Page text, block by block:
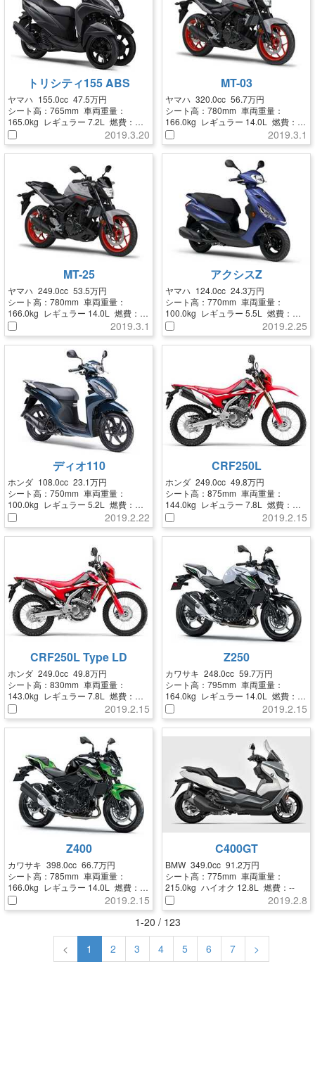
トリシティ155 ABS
ヤマハ 155.0cc 47.5万円
シート高： 765mm 車両重量：
165.0kg レギュラー 7.2L
燃費：
43.4km/L
2019.3.20
MT-03
ヤマハ 320.0cc 56.7万円
シート高： 780mm 車両重量：
166.0kg レギュラー 14.0L
燃費：
41.3km/L
2019.3.1
MT-25
ヤマハ 249.0cc 53.5万円
シート高： 780mm 車両重量：
166.0kg レギュラー 14.0L
燃費：
37.7km/L
2019.3.1
アクシスZ
ヤマハ 124.0cc 24.3万円
シート高： 770mm 車両重量：
100.0kg レギュラー 5.5L
燃費：
58.0km/L
2019.2.25
ディオ110
ホンダ 108.0cc 23.1万円
シート高： 750mm 車両重量：
100.0kg レギュラー 5.2L
燃費：
57.9km/L
2019.2.22
CRF250L
ホンダ 249.0cc 49.8万円
シート高： 875mm 車両重量：
144.0kg レギュラー 7.8L
燃費：
44.3km/L
2019.2.15
CRF250L Type LD
ホンダ 249.0cc 49.8万円
シート高： 830mm 車両重量：
143.0kg レギュラー 7.8L
燃費：
44.3km/L
2019.2.15
Z250
カワサキ 248.0cc 59.7万円
シート高： 795mm 車両重量：
164.0kg レギュラー 14.0L
燃費：
37.0km/L
2019.2.15
Z400
カワサキ 398.0cc 66.7万円
シート高： 785mm 車両重量：
166.0kg レギュラー 14.0L
燃費：
32.0km/L
2019.2.15
C400GT
BMW 349.0cc 91.2万円
シート高： 775mm 車両重量：
215.0kg ハイオク 12.8L 燃費： --
2019.2.8
1-20 / 123
<
1 2 3 4 5 6 7 >